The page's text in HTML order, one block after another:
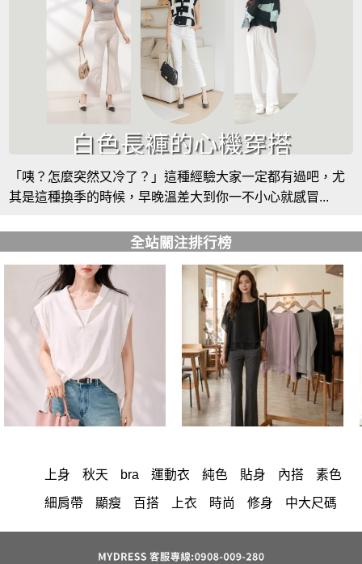
「咦？怎麼突然又冷了？」這種經驗大家一定都有過吧，尤
其是這種換季的時候，早晚溫差大到你一不小心就感冒...
全站關注排行榜
上身 秋天 bra 運動衣 純色 貼身 內搭 素色
細肩帶 顯瘦 百搭 上衣 時尚 修身 中大尺碼
洋裝 長洋裝 棉花糖女孩 小香風 套裝 牛仔褲
婚禮 西裝褲 長褲 雪紡 正韓 洋裝